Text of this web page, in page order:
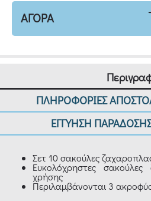
ΑΓΟΡΑ
ΠΛΗΡΟΦΟΡΙΕΣ
ΕΓΓΥΗΣΗ
Σετ 10 σακούλες
Ευκολόχρηστες σακούλες
χρήσης
Περιλαμβάνονται 3